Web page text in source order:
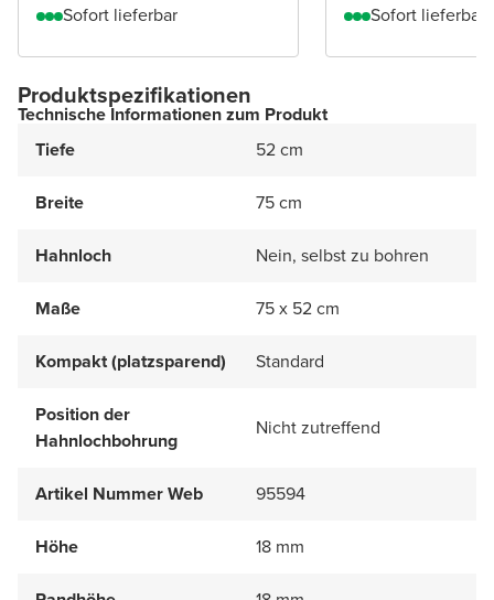
Sofort lieferbar Sofort lieferbar
Produktspezifikationen
Technische Informationen zum Produkt
Tiefe
52 cm
Breite 75 cm
Hahnloch Nein, selbst zu bohren
Maße 75 x 52 cm
Kompakt (platzsparend) Standard
Position der
Hahnlochbohrung
Nicht zutreffend
Artikel Nummer Web 95594
Höhe 18 mm